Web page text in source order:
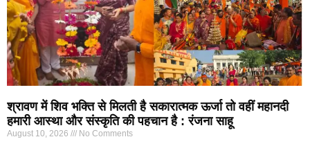
श्रावण में शिव भक्ति से मिलती है सकारात्मक ऊर्जा तो वहीं महानदी
हमारी आस्था और संस्कृति की पहचान है : रंजना साहू
August 10, 2026 No Comments